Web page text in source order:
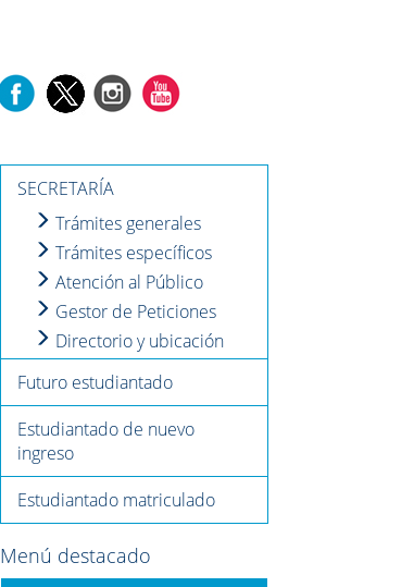
SECRETARÍA
Trámites generales
Trámites específicos
Atención al Público
Gestor de Peticiones
Directorio y ubicación
Futuro estudiantado
Estudiantado de nuevo
ingreso
Estudiantado matriculado
Menú destacado